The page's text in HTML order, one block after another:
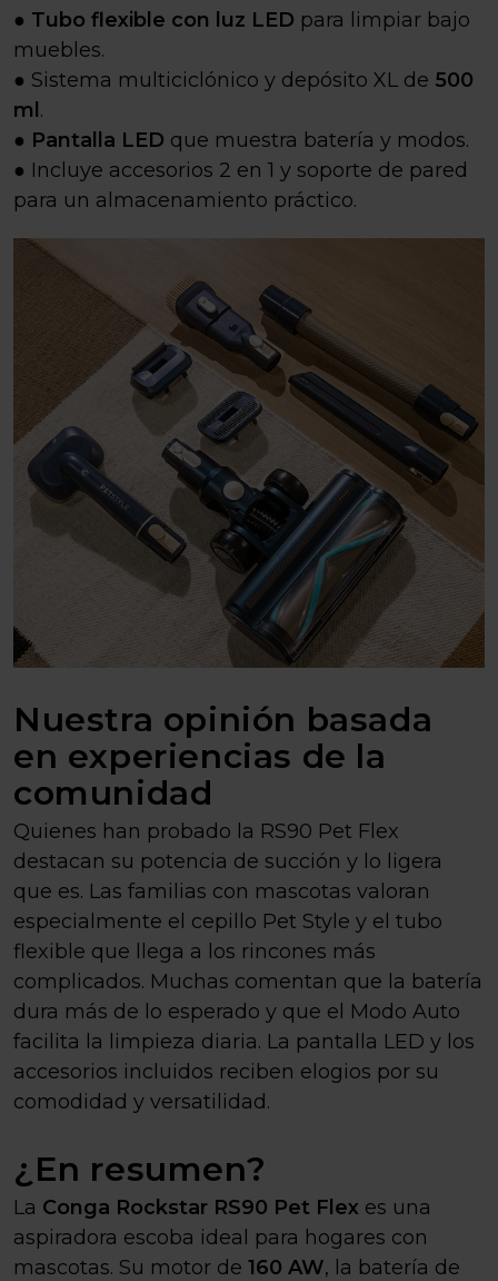
● Tubo flexible con luz LED para limpiar bajo
muebles.
● Sistema multiciclónico y depósito XL de 500
ml .
● Pantalla LED que muestra batería y modos.
● Incluye accesorios 2 en 1 y soporte de pared
para un almacenamiento práctico.
Nuestra opinión basada
en experiencias de la
comunidad
Quienes han probado la RS90 Pet Flex
destacan su potencia de succión y lo ligera
que es. Las familias con mascotas valoran
especialmente el cepillo Pet Style y el tubo
flexible que llega a los rincones más
complicados. Muchas comentan que la batería
dura más de lo esperado y que el Modo Auto
facilita la limpieza diaria. La pantalla LED y los
accesorios incluidos reciben elogios por su
comodidad y versatilidad.
¿En resumen?
La Conga Rockstar RS90 Pet Flex es una
aspiradora escoba ideal para hogares con
mascotas. Su motor de 160 AW, la batería de